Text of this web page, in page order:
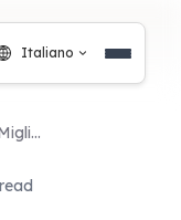
Italiano
Mapify vs ClipMind: Il Miglior Strumento di Mappatura Mentale AI per Te